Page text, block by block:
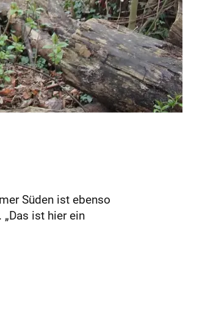
Süden ist ebenso
ist hier ein